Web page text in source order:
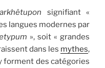
arkhêtupon signifiant «
langues modernes par
», soit « grandes
dans les mythes,
forment des catégories